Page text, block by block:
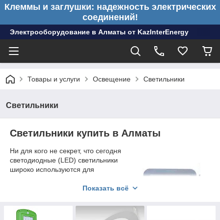
Клеммы и заглушки: надежность электрических
соединений!
Электрооборудование в Алматы от KazInterEnergy
Товары и услуги Освещение Светильники
Светильники
Светильники купить в Алматы
Ни для кого не секрет, что сегодня
светодиодные (LED) светильники
широко используются для
и снаружи помещений. Так
видимости в тёмное время суток на
улице устанавливаются консольные
Показать всё